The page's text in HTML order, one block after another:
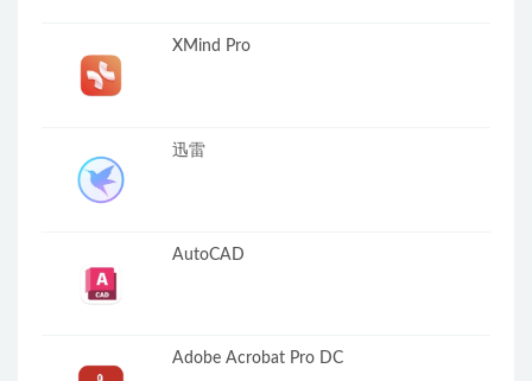
XMind Pro
迅雷
AutoCAD
Adobe Acrobat Pro DC